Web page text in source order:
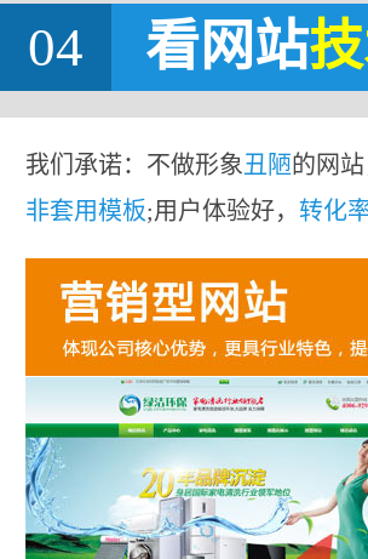
04 看网站
我们承诺：不做形象丑陋的网
非套用模板;用户体验好， 转化